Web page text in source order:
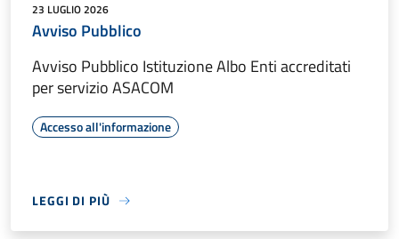
23 LUGLIO 2026
Avviso Pubblico
Avviso Pubblico Istituzione Albo Enti accreditati
per servizio ASACOM
Accesso all'informazione
LEGGI DI PIÙ